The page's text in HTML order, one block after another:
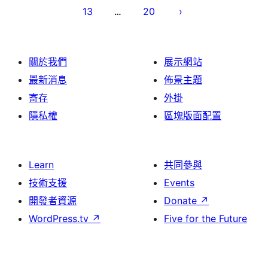
13 … 20
關於我們
最新消息
寄存
隱私權
展示網站
佈景主題
外掛
區塊版面配置
Learn
技術支援
開發者資源
WordPress.tv ↗
共同參與
Events
Donate ↗
Five for the Future